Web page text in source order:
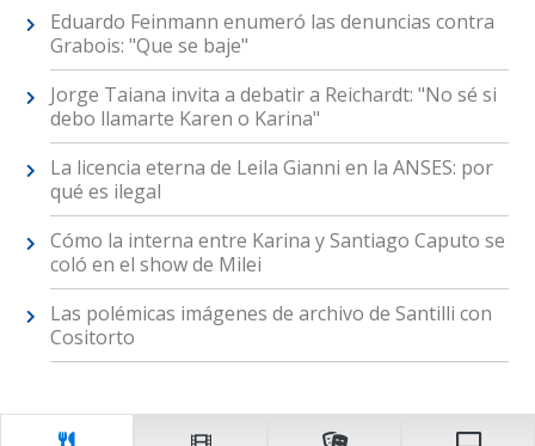
Eduardo Feinmann enumeró las denuncias contra
Grabois: "Que se baje"
Jorge Taiana invita a debatir a Reichardt: "No sé si
debo llamarte Karen o Karina"
La licencia eterna de Leila Gianni en la ANSES: por
qué es ilegal
Cómo la interna entre Karina y Santiago Caputo se
coló en el show de Milei
Las polémicas imágenes de archivo de Santilli con
Cositorto